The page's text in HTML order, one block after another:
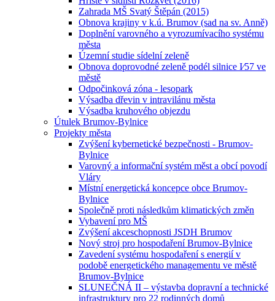
Zahrada MŠ Svatý Štěpán (2015)
Obnova krajiny v k.ú. Brumov (sad na sv. Anně)
Doplnění varovného a vyrozumívacího systému
města
Územní studie sídelní zeleně
Obnova doprovodné zeleně podél silnice I⁄57 ve
městě
Odpočinková zóna - lesopark
Výsadba dřevin v intravilánu města
Výsadba kruhového objezdu
Útulek Brumov-Bylnice
Projekty města
Zvýšení kybernetické bezpečnosti - Brumov-
Bylnice
Varovný a informační systém měst a obcí povodí
Vláry
Místní energetická koncepce obce Brumov-
Bylnice
Společně proti následkům klimatických změn
Vybavení pro MŠ
Zvýšení akceschopnosti JSDH Brumov
Nový stroj pro hospodaření Brumov-Bylnice
Zavedení systému hospodaření s energií v
podobě energetického managementu ve městě
Brumov-Bylnice
SLUNEČNÁ II – výstavba dopravní a technické
infrastruktury pro 22 rodinných domů